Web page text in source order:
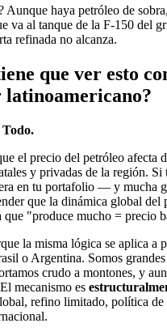
Aunque haya petróleo de
va al tanque de la F-150 del
refinada no alcanza.
que ver esto
latinoamericano?
Todo.
el precio del petróleo afecta
y privadas de la región. Si
en tu portafolio — y mucha
que la dinámica global del
que "produce mucho = precio
la misma lógica se aplica a
o Argentina. Somos
crudo a montones, y
mecanismo es
refino limitado, política de